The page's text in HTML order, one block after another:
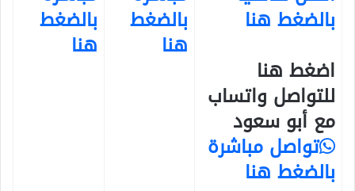
بالضغط هنا
اضغط هنا
للتواصل واتساب
مع أبو سعود
تواصل مباشرة
بالضغط هنا
بالضغط
هنا
بالضغط
هنا